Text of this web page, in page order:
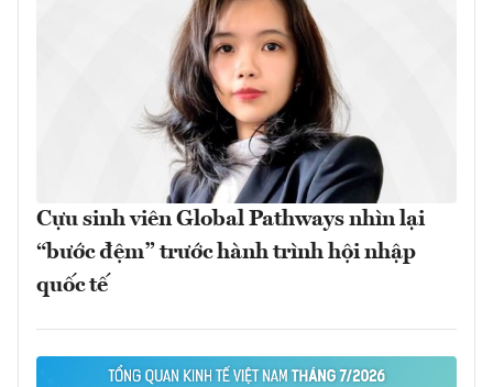
Cựu sinh viên Global Pathways nhìn lại
“bước đệm” trước hành trình hội nhập
quốc tế